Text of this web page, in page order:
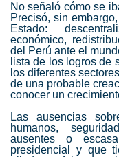
No señaló cómo se
Precisó, sin
Estado:
económico,
del Perú ante el
lista de los logros de
los diferentes
de una probable
conocer un
Las ausencias
humanos,
ausentes o
presidencial y que